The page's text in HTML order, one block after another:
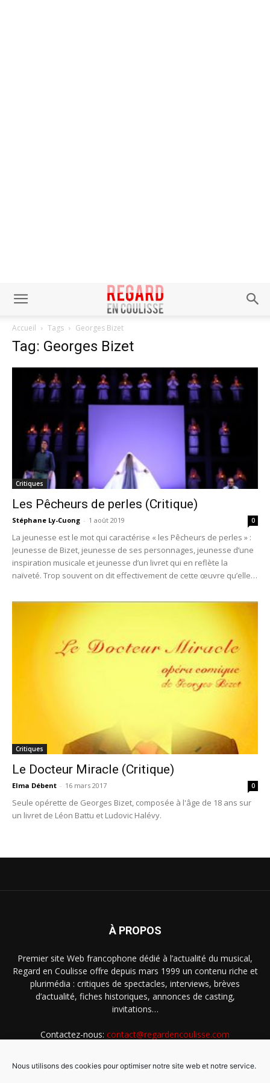
Nous utilisons des cookies pour optimiser notre site web et notre service.
Accueil Tags Georges Bizet
Tag: Georges Bizet
Critiques
Les Pêcheurs de perles (Critique)
Stéphane Ly-Cuong - 1 août 2019 0
La jeunesse est le mot qui caractérise « les Pêcheurs de perles » :
Jeunesse de Bizet, jeunesse de ses personnages, jeunesse d’une
inspiration musicale et jeunesse d’un livret qui en reflète la
naïveté. Trop souvent on dit effectivement de cette œuvre qu’elle
Critiques
Le Docteur Miracle (Critique)
Elma Débent - 16 mars 2017 0
Seule opérette de Georges Bizet, composée à l'âge de 18 ans sur
un livret de Léon Battu et Ludovic Halévy.
À PROPOS
Premier site Web francophone dédié à l’actualité du musical,
Regard en Coulisse offre depuis mars 1999 un contenu riche et
plurimédia : critiques de spectacles, interviews, brèves
d’actualité, fiches historiques, annonces de casting,
invitations…
Contactez-nous: contact@regardencoulisse.com